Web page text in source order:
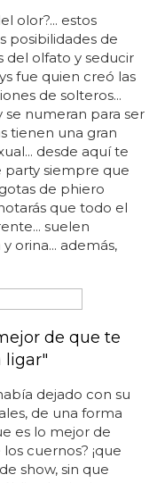
plateados, nerds
scruff... quiérete
EN NEW YORK
a través del
olor?... estos
de
del olfato y seducir
fue quien creó las